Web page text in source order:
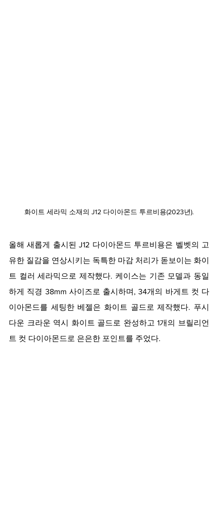
화이트 세라믹 소재의 J12 다이아몬드 투르비용(2023년).
올해 새롭게 출시된 J12 다이아몬드 투르비용은 벨벳의 고
유한 질감을 연상시키는 독특한 마감 처리가 돋보이는 화이
트 컬러 세라믹으로 제작했다. 케이스는 기존 모델과 동일
하게 직경 38mm 사이즈로 출시하며, 34개의 바게트 컷 다
이아몬드를 세팅한 베젤은 화이트 골드로 제작했다. 푸시
다운 크라운 역시 화이트 골드로 완성하고 1개의 브릴리언
트 컷 다이아몬드로 은은한 포인트를 주었다.